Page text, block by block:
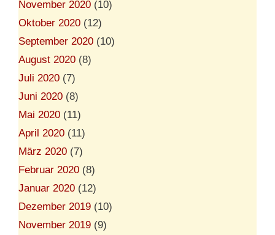
November 2020 (10)
Oktober 2020 (12)
September 2020 (10)
August 2020 (8)
Juli 2020 (7)
Juni 2020 (8)
Mai 2020 (11)
April 2020 (11)
März 2020 (7)
Februar 2020 (8)
Januar 2020 (12)
Dezember 2019 (10)
November 2019 (9)